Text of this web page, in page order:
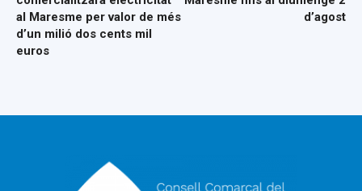
al Maresme per valor de més
d’un milió dos cents mil
euros
d’agost